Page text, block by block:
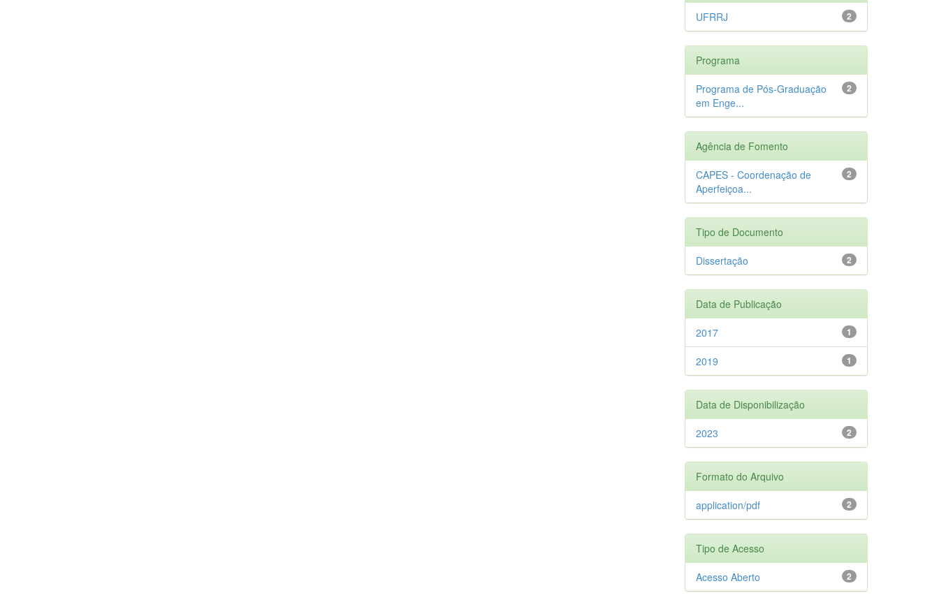
2
UFRRJ
Programa
2
Programa de Pós-Graduação
em Enge...
Agência de Fomento
2
CAPES - Coordenação de
Aperfeiçoa...
Tipo de Documento
2
Dissertação
Data de Publicação
1
2017
1
2019
Data de Disponibilização
2
2023
Formato do Arquivo
2
application/pdf
Tipo de Acesso
2
Acesso Aberto